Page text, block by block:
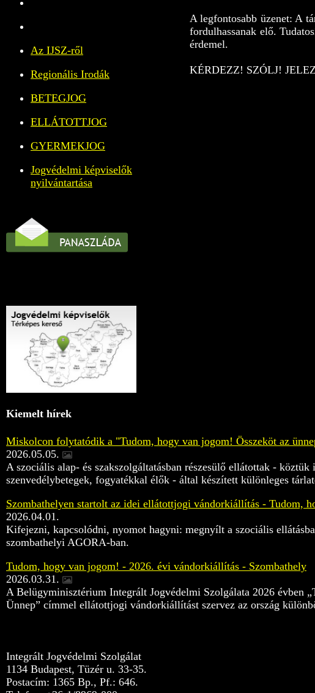
Az IJSZ-ről
Regionális Irodák
BETEGJOG
ELLÁTOTTJOG
GYERMEKJOG
Jogvédelmi képviselők
nyilvántartása
A legfontosabb üzenet: A
fordulhassanak elő.
érdemel.
KÉRDEZZ! SZÓLJ!
Kiemelt hírek
Miskolcon folytatódik a "Tudom, hogy van jogom! Összeköt az
2026.05.05.
A szociális alap- és szakszolgáltatásban részesülő ellátottak -
szenvedélybetegek, fogyatékkal élők - által készített különleges
Szombathelyen startolt az idei ellátottjogi vándorkiállítás - Tudom,
2026.04.01.
Kifejezni, kapcsolódni, nyomot hagyni: megnyílt a szociális
szombathelyi AGORA-ban.
Tudom, hogy van jogom! - 2026. évi vándorkiállítás - Szombathely
2026.03.31.
A Belügyminisztérium Integrált Jogvédelmi Szolgálata 2026 évben
Ünnep” címmel ellátottjogi vándorkiállítást szervez az ország
Integrált Jogvédelmi Szolgálat
1134 Budapest, Tüzér u. 33-35.
Postacím: 1365 Bp., Pf.: 646.